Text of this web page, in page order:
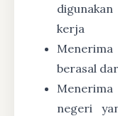
kerja
berasal
negeri